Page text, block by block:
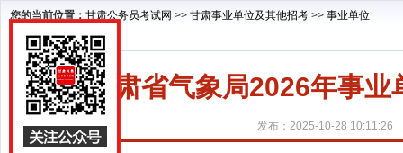
您的当前位置： 甘肃公务员考试网 >> 甘肃事业单位及其他招考 >> 事业单位
甘肃省气象局2026年事
发布：2025-10-28 10:11:26